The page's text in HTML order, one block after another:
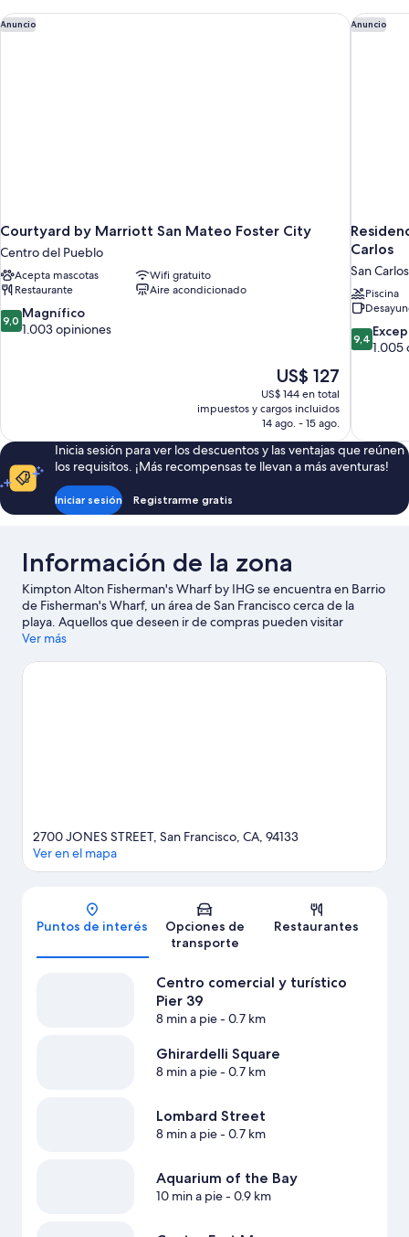
la
size,
vista
Anuncio
Courtyard by Marriott San Mateo Foster City
Centro del Pueblo
Acepta mascotas
Wifi gratuito
Restaurante
Aire acondicionado
9.0
de
9,0 Magnífico
1.003 opiniones
El
precio
actual
es
de
US$ 127
US$ 127
US$ 144 en total
impuestos y cargos incluidos
14 ago. - 15 ago.
Courtyard by Marriott San Mateo Foster City Anuncio
Carlos
San Carlos
Piscina
9.4
de
9,4
1.005
Inicia sesión para ver los descuentos y las ventajas que reúnen
los requisitos. ¡Más recompensas te llevan a más aventuras!
Iniciar sesión Registrarme gratis
Información de la zona
Kimpton Alton Fisherman's Wharf by IHG se encuentra en Barrio
de Fisherman's Wharf, un área de San Francisco cerca de la
playa. Aquellos que deseen ir de compras pueden visitar
Ghirardelli Square y Centro comercial y turístico Pier 39,
pueden ir a Parque Histórico Nacional Marítimo de San Francisco
Ver más
Mapa
2700 JONES STREET, San Francisco, CA, 94133
Ver en el mapa
Puntos de interés
Opciones de
transporte
Restaurantes
Centro comercial y turístico
Pier 39
8 min a pie- 0.7 km
Ghirardelli Square
8 min a pie- 0.7 km
Lombard Street
8 min a pie- 0.7 km
Aquarium of the Bay
10 min a pie- 0.9 km